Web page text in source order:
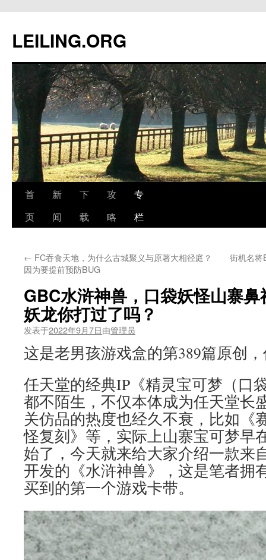
文
LEILING.ORG
首
页
新
闻
下
载
攻
略
专
栏
← FC吞食天地，为什么古城聚义与原著大相径庭？
因为要提前预防BUG
街机名
GBC水浒神兽，口袋妖怪山寨
妖龙你打过了吗？
发表于2022年9月7日由管理员
这是老男孩游戏盒的第389篇原创
任天堂的经典IP《精灵宝可梦（口
都不陌生，不仅本体成为任天堂长
关仿品的热度也经久不衰，比如《
怪复刻》等，实际上山寨宝可梦早
始了，今天就来给大家介绍一款来
开发的《水浒神兽》，这是笔者拥
买到的第一个游戏卡带。